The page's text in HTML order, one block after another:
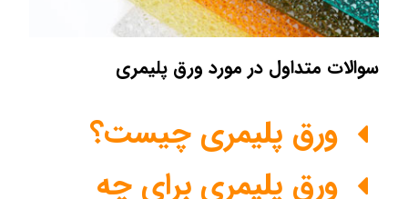
سوالات متداول در مورد ورق پلیمری
ورق پلیمری چیست؟
ورق پلیمری برای چه